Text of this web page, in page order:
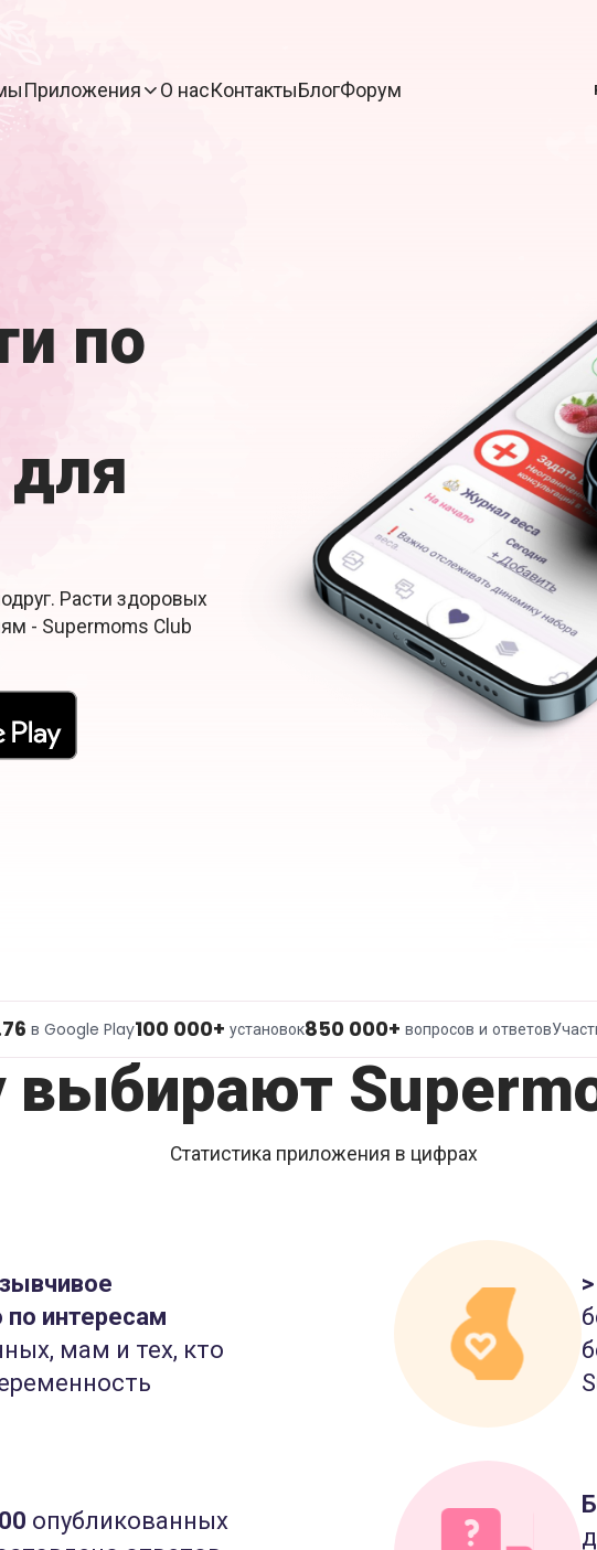
Приложения О насКонтактыБлогФорум
по
Расти здоровых
- Supermoms Club
в Google Play100 000+ установок850 000+ вопросов и ответов
Статистика приложения в цифрах
интересам
мам и тех, кто
опубликованных